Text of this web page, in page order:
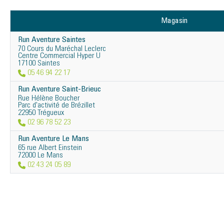
Magasin
Run Aventure Saintes
70 Cours du Maréchal Leclerc
Centre Commercial Hyper U
17100 Saintes
05 46 94 22 17
Run Aventure Saint-Brieuc
Rue Hélène Boucher
Parc d'activité de Brézillet
22950 Trégueux
02 96 78 52 23
Run Aventure Le Mans
65 rue Albert Einstein
72000 Le Mans
02 43 24 05 89